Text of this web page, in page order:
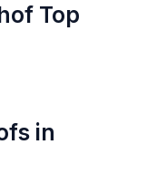
Top
in